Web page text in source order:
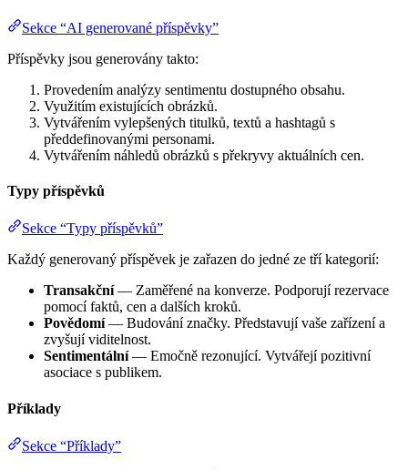
Sekce “AI generované příspěvky”
Příspěvky jsou generovány takto:
Provedením analýzy sentimentu dostupného obsahu.
Využitím existujících obrázků.
Vytvářením vylepšených titulků, textů a hashtagů s
předdefinovanými personami.
Vytvářením náhledů obrázků s překryvy aktuálních cen.
Typy příspěvků
Sekce “Typy příspěvků”
Každý generovaný příspěvek je zařazen do jedné ze tří kategorií:
Transakční— Zaměřené na konverze. Podporují rezervace
pomocí faktů, cen a dalších kroků.
Povědomí— Budování značky. Představují vaše zařízení a
zvyšují viditelnost.
Sentimentální— Emočně rezonující. Vytvářejí pozitivní
asociace s publikem.
Příklady
Sekce “Příklady”